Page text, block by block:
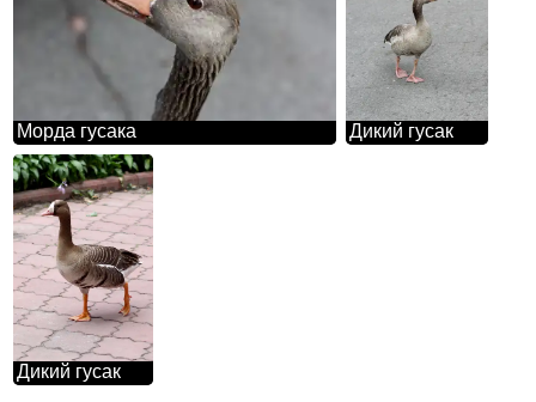
Морда гусака Дикий гусак
Дикий гусак